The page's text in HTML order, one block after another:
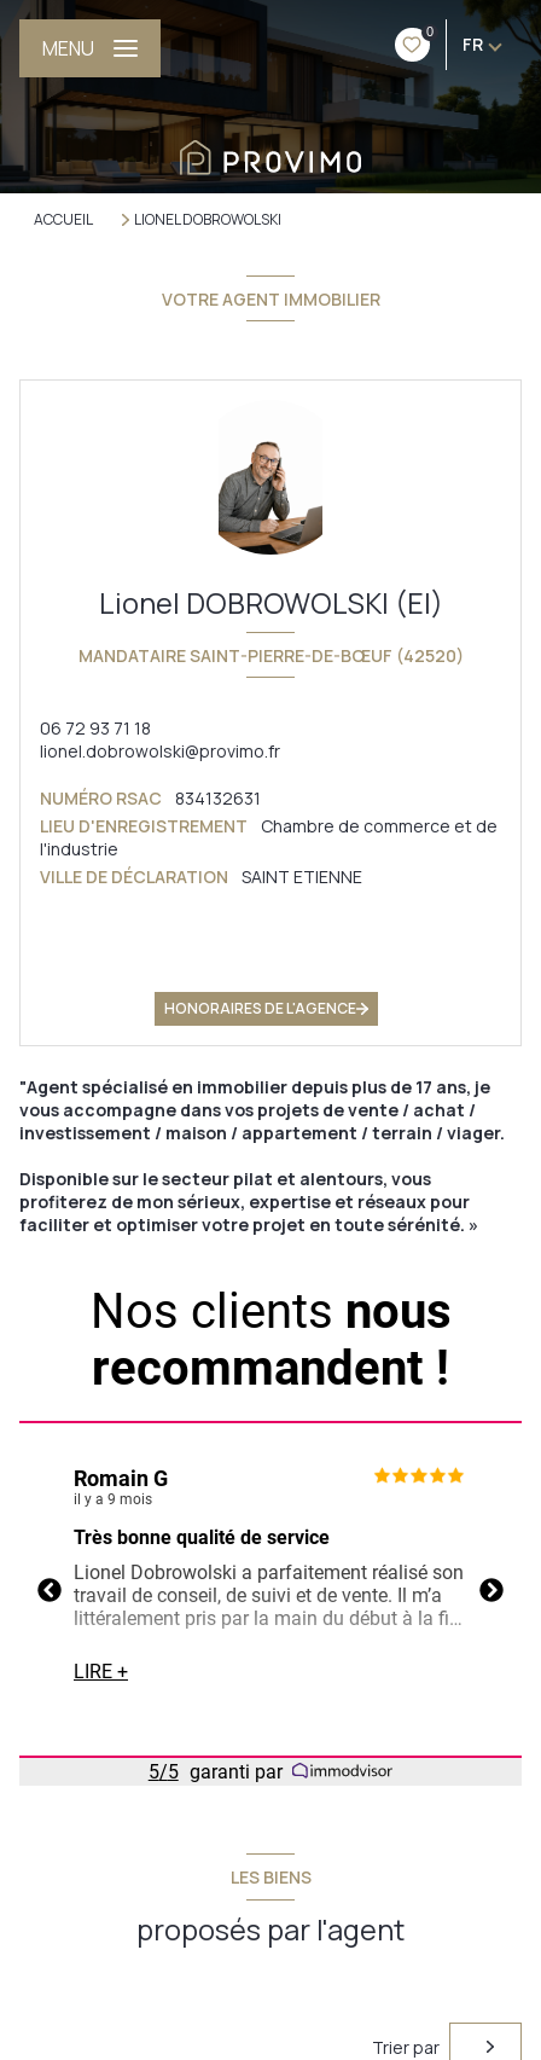
0
FR
MENU
ACCUEIL LIONEL DOBROWOLSKI
VOTRE AGENT IMMOBILIER
Lionel DOBROWOLSKI (EI)
MANDATAIRE SAINT-PIERRE-DE-BŒUF (42520)
06 72 93 71 18
lionel.dobrowolski@provimo.fr
NUMÉRO RSAC
834132631
LIEU D'ENREGISTREMENT
Chambre de commerce et de
l'industrie
VILLE DE DÉCLARATION
SAINT ETIENNE
HONORAIRES DE L'AGENCE
"Agent spécialisé en immobilier depuis plus de 17 ans, je
vous accompagne dans vos projets de vente / achat /
investissement / maison / appartement / terrain / viager.
Disponible sur le secteur pilat et alentours, vous
profiterez de mon sérieux, expertise et réseaux pour
faciliter et optimiser votre projet en toute sérénité. »
Nos clients nous
recommandent !
Romain G
il y a 9 mois
Très bonne qualité de service
Lionel Dobrowolski a parfaitement réalisé son
travail de conseil, de suivi et de vente. Il m’a
littéralement pris par la main du début à la fin.
solution. Cela rendant la vente d’une maison
facile !
LIRE +
5/5 garanti par
LES BIENS
proposés par l'agent
Trier par